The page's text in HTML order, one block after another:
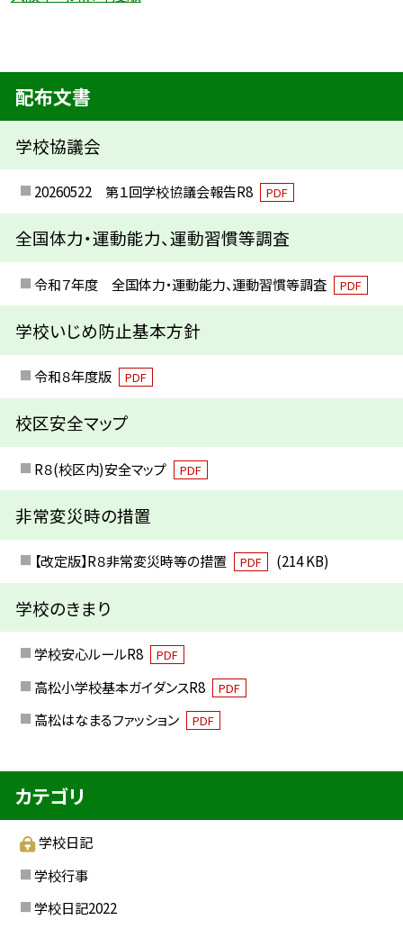
配布文書
学校協議会
20260522 第１回学校協議会報告R8 PDF
全国体力・運動能力、運動習慣等調査
令和７年度 全国体力・運動能力、運動習慣等調査 PDF
学校いじめ防止基本方針
令和８年度版 PDF
校区安全マップ
R８(校区内)安全マップ PDF
非常変災時の措置
【改定版】R８非常変災時等の措置 PDF (214 KB)
学校のきまり
学校安心ルールR8 PDF
高松小学校基本ガイダンスR8 PDF
高松はなまるファッション PDF
カテゴリ
学校日記
学校行事
学校日記2022